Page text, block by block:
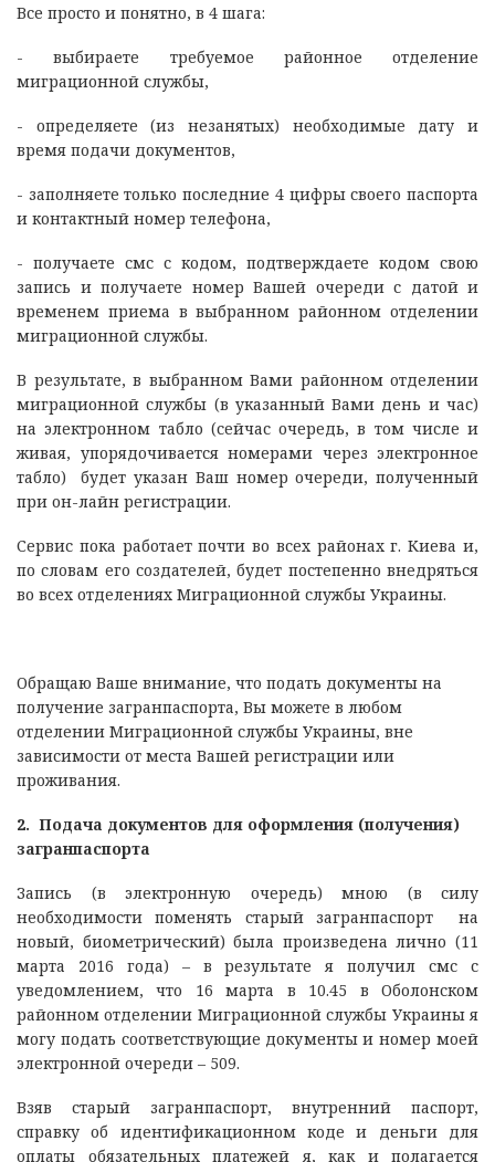
Все просто и понятно, в 4 шага:
- выбираете требуемое районное отделение
миграционной службы,
- определяете (из незанятых) необходимые дату и
время подачи документов,
- заполняете только последние 4 цифры своего паспорта
и контактный номер телефона,
- получаете смс с кодом, подтверждаете кодом свою
запись и получаете номер Вашей очереди с датой и
временем приема в выбранном районном отделении
миграционной службы.
В результате, в выбранном Вами районном отделении
миграционной службы (в указанный Вами день и час)
на электронном табло (сейчас очередь, в том числе и
живая, упорядочивается номерами через электронное
табло) будет указан Ваш номер очереди, полученный
при он-лайн регистрации.
Сервис пока работает почти во всех районах г. Киева и,
по словам его создателей, будет постепенно внедряться
во всех отделениях Миграционной службы Украины.
Обращаю Ваше внимание, что подать документы на
получение загранпаспорта, Вы можете в любом
отделении Миграционной службы Украины, вне
зависимости от места Вашей регистрации или
проживания.
2. Подача документов для оформления (получения)
загранпаспорта
Запись (в электронную очередь) мною (в силу
необходимости поменять старый загранпаспорт на
новый, биометрический) была произведена лично (11
марта 2016 года) – в результате я получил смс с
уведомлением, что 16 марта в 10.45 в Оболонском
районном отделении Миграционной службы Украины я
могу подать соответствующие документы и номер моей
электронной очереди – 509.
Взяв старый загранпаспорт, внутренний паспорт,
справку об идентификационном коде и деньги для
оплаты обязательных платежей я, как и полагается